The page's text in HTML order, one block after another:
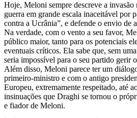
Hoje, Meloni sempre descreve a invasão
guerra em grande escala inaceitável por
contra a Ucrânia”, e defende o envio de
Na verdade, com o vento a seu favor,
público maior, tanto para os potenciais
eventuais críticos. Ela sabe que, sem
seria impossível para o seu partido gerir
Além disso, Meloni parece ter um
primeiro-ministro e com o antigo
Europeu, extremamente respeitado, até
insinuações que Draghi se tornou o
e fiador de Meloni.